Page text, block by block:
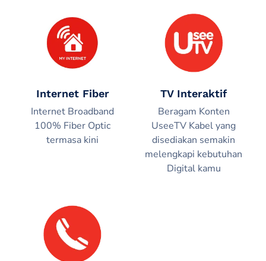
Internet Fiber
Internet Broadband
100% Fiber Optic
termasa kini
TV Interaktif
Beragam Konten
UseeTV Kabel yang
disediakan semakin
melengkapi kebutuhan
Digital kamu